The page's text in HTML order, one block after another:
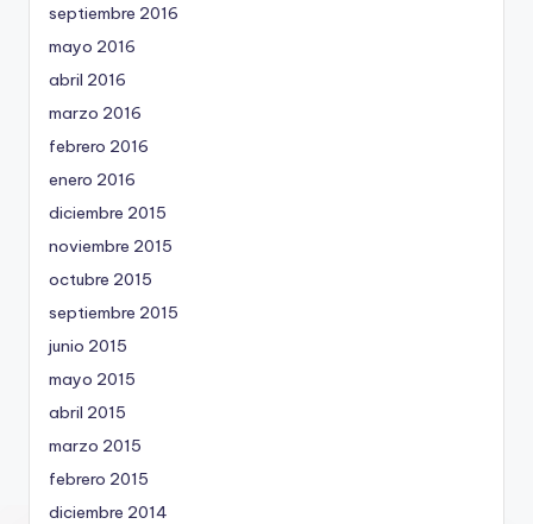
septiembre 2016
mayo 2016
abril 2016
marzo 2016
febrero 2016
enero 2016
diciembre 2015
noviembre 2015
octubre 2015
septiembre 2015
junio 2015
mayo 2015
abril 2015
marzo 2015
febrero 2015
diciembre 2014